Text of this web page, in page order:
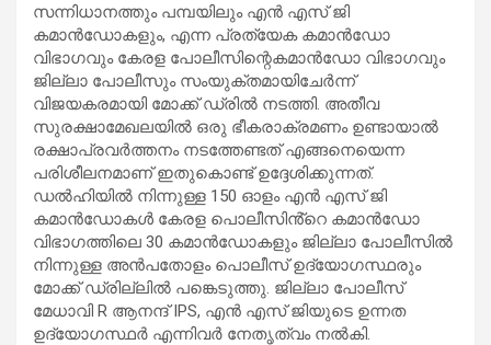
സന്നിധാനത്തും പമ്പയിലും എൻ എസ് ജി
കമാൻഡോകളും, എന്ന പ്രത്യേക കമാൻഡോ
വിഭാഗവും കേരള പോലീസിന്റെകമാൻഡോ വിഭാഗവും
ജില്ലാ പോലീസും സംയുക്തമായിചേർന്ന്
വിജയകരമായി മോക്ക് ഡ്രിൽ നടത്തി. അതീവ
സുരക്ഷാമേഖലയിൽ ഒരു ഭീകരാക്രമണം ഉണ്ടായാൽ
രക്ഷാപ്രവർത്തനം നടത്തേണ്ടത് എങ്ങനെയെന്ന
പരിശീലനമാണ് ഇതുകൊണ്ട് ഉദ്ദേശിക്കുന്നത്.
ഡൽഹിയിൽ നിന്നുള്ള 150 ഓളം എൻ എസ് ജി
കമാൻഡോകൾ കേരള പൊലീസിൻ്റെ കമാൻഡോ
വിഭാഗത്തിലെ 30 കമാൻഡോകളും ജില്ലാ പോലീസിൽ
നിന്നുള്ള അൻപതോളം പൊലീസ് ഉദ്യോഗസ്ഥരും
മോക്ക് ഡ്രില്ലിൽ പങ്കെടുത്തു. ജില്ലാ പോലീസ്
മേധാവി R ആനന്ദ് IPS, എൻ എസ് ജിയുടെ ഉന്നത
ഉദ്യോഗസ്ഥർ എന്നിവർ നേതൃത്വം നൽകി.